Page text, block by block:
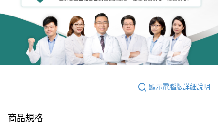
顯示電腦版詳細說明
商品規格